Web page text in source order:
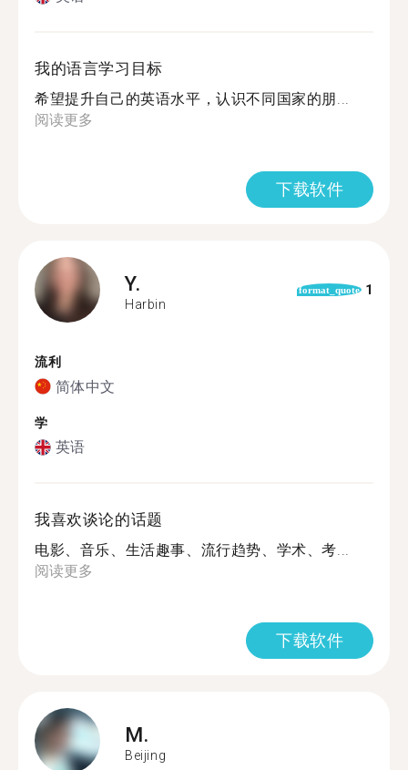
我的语言学习目标
希望提升自己的英语水平，认识不同国家的朋...
阅读更多
下载软件
Y.
Harbin
format_quote 1
流利
简体中文
学
英语
我喜欢谈论的话题
电影、音乐、生活趣事、流行趋势、学术、考...
阅读更多
下载软件
M.
Beijing